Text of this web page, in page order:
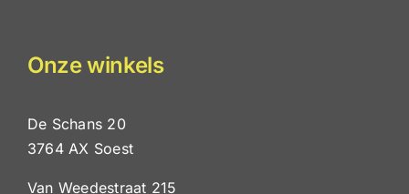
Onze winkels
De Schans 20
3764 AX Soest
Van Weedestraat 215